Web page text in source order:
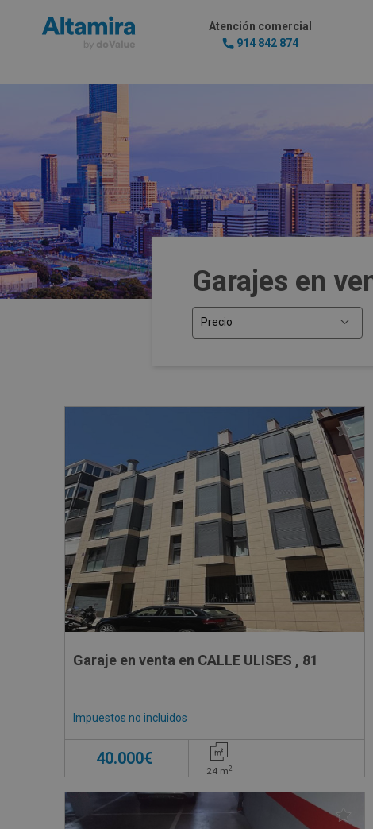
Atención comercial
914 842 874
Garajes en
Precio
Garaje en venta en CALLE ULISES , 81
Impuestos no incluidos
40.000€
24 m2